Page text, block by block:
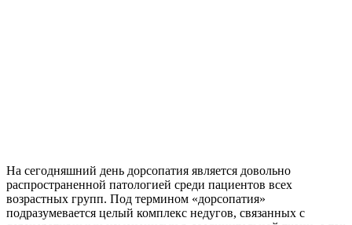
На сегодняшний день дорсопатия является довольно
распространенной патологией среди пациентов всех
возрастных групп. Под термином «дорсопатия»
подразумевается целый комплекс недугов, связанных с